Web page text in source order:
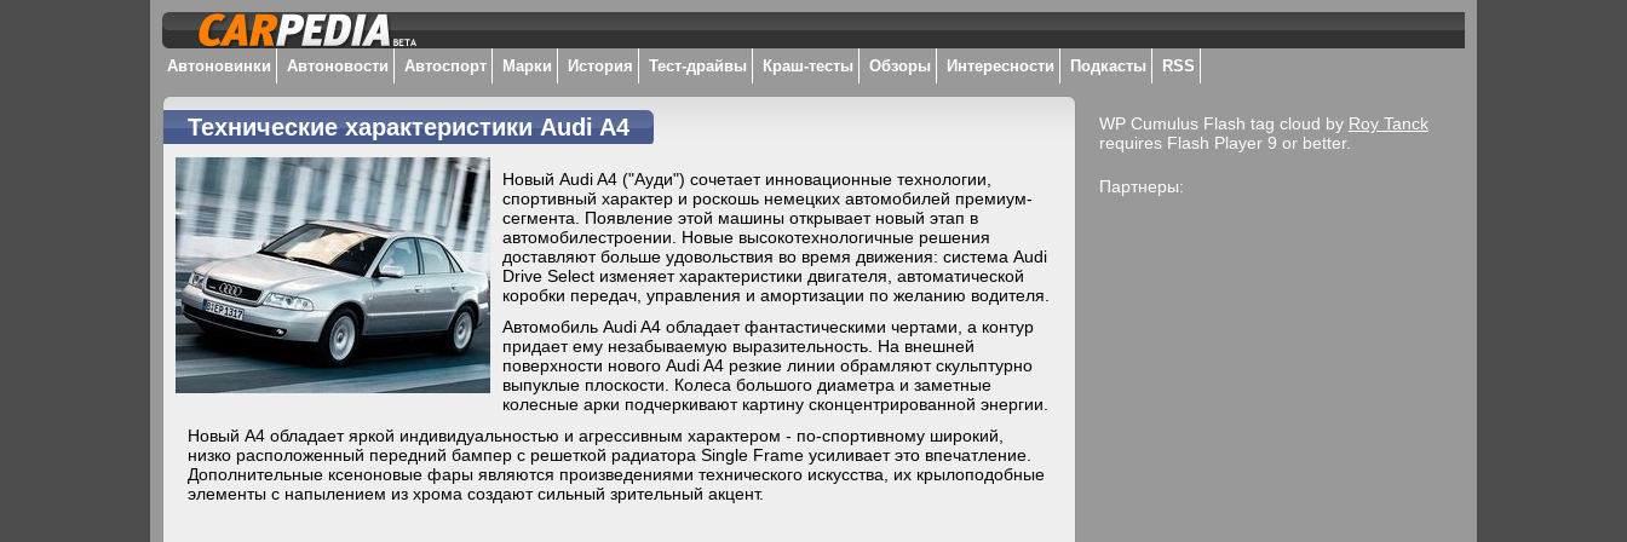
Автоновинки Автоновости Автоспорт Марки История Тест-драйвы Краш-тесты Обзоры Интересности Подкасты RSS
Технические характеристики Audi A4
Новый Audi A4 ("Ауди") сочетает инновационные технологии,
спортивный характер и роскошь немецких автомобилей премиум-
сегмента. Появление этой машины открывает новый этап в
автомобилестроении. Новые высокотехнологичные решения
доставляют больше удовольствия во время движения: система Audi
Drive Select изменяет характеристики двигателя, автоматической
коробки передач, управления и амортизации по желанию водителя.
Автомобиль Audi A4 обладает фантастическими чертами, а контур
придает ему незабываемую выразительность. На внешней
поверхности нового Audi A4 резкие линии обрамляют скульптурно
выпуклые плоскости. Колеса большого диаметра и заметные
колесные арки подчеркивают картину сконцентрированной энергии.
Новый A4 обладает яркой индивидуальностью и агрессивным характером - по-спортивному широкий,
низко расположенный передний бампер с решеткой радиатора Single Frame усиливает это впечатление.
Дополнительные ксеноновые фары являются произведениями технического искусства, их крылоподобные
элементы с напылением из хрома создают сильный зрительный акцент.
WP Cumulus Flash tag cloud by Roy Tanck
requires Flash Player 9 or better.
Партнеры: